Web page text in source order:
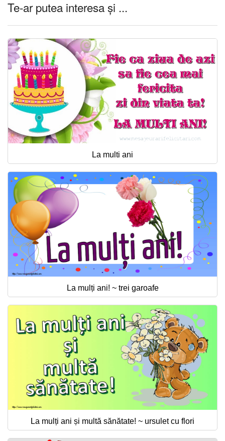
Te-ar putea interesa și ...
La multi ani
La mulți ani! ~ trei garoafe
La mulți ani și multă sănătate! ~ ursulet cu flori